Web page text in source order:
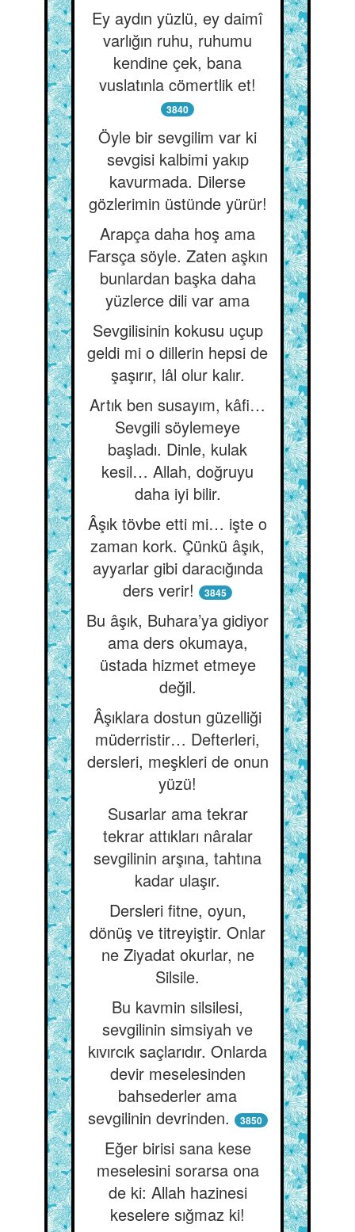
Ey aydın yüzlü, ey daimî
varlığın ruhu, ruhumu
kendine çek, bana
vuslatınla cömertlik et!
3840
Öyle bir sevgilim var ki
sevgisi kalbimi yakıp
kavurmada. Dilerse
gözlerimin üstünde yürür!
Arapça daha hoş ama
Farsça söyle. Zaten aşkın
bunlardan başka daha
yüzlerce dili var ama
Sevgilisinin kokusu uçup
geldi mi o dillerin hepsi de
şaşırır, lâl olur kalır.
Artık ben susayım, kâfi…
Sevgili söylemeye
başladı. Dinle, kulak
kesil… Allah, doğruyu
daha iyi bilir.
Âşık tövbe etti mi… işte o
zaman kork. Çünkü âşık,
ayyarlar gibi daracığında
ders verir!
3845
Bu âşık, Buhara’ya gidiyor
ama ders okumaya,
üstada hizmet etmeye
değil.
Âşıklara dostun güzelliği
müderristir… Defterleri,
dersleri, meşkleri de onun
yüzü!
Susarlar ama tekrar
tekrar attıkları nâralar
sevgilinin arşına, tahtına
kadar ulaşır.
Dersleri fitne, oyun,
dönüş ve titreyiştir. Onlar
ne Ziyadat okurlar, ne
Silsile.
Bu kavmin silsilesi,
sevgilinin simsiyah ve
kıvırcık saçlarıdır. Onlarda
devir meselesinden
bahsederler ama
sevgilinin devrinden.
3850
Eğer birisi sana kese
meselesini sorarsa ona
de ki: Allah hazinesi
keselere sığmaz ki!